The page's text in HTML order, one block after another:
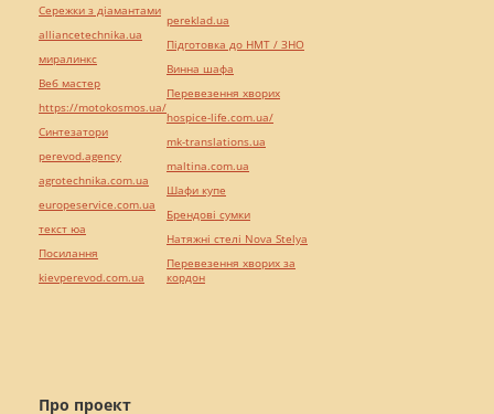
Про проект
Сережки з діамантами
alliancetechnika.ua
миралинкс
Веб мастер
https://motokosmos.ua/
Синтезатори
perevod.agency
agrotechnika.com.ua
europeservice.com.ua
текст юа
Посилання
kievperevod.com.ua
pereklad.ua
Підготовка до НМТ / ЗНО
Винна шафа
Перевезення хворих
hospice-life.com.ua/
mk-translations.ua
maltina.com.ua
Шафи купе
Брендові сумки
Натяжні стелі Nova Stelya
Перевезення хворих за
кордон